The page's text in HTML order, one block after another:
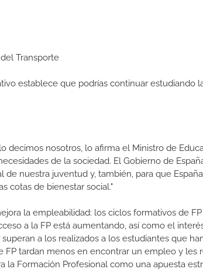
Transporte
establece que podrías continuar estudiando
decimos nosotros, lo afirma el Ministro de
de la sociedad. El Gobierno de
nuestra juventud y, también, para que
cotas de bienestar social."
la empleabilidad: los ciclos formativos de
a la FP está aumentando, así como el
a los realizados a los estudiantes que
FP tardan menos en encontrar un empleo y les
Formación Profesional como una apuesta